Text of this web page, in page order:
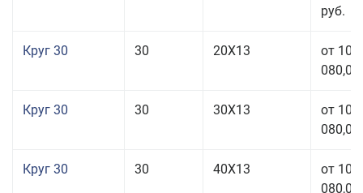
руб.
Круг 30 30 20Х13
от 101
080,00
Круг 30 30 30Х13
от 101
080,00
Круг 30 30 40Х13
от 101
080,00